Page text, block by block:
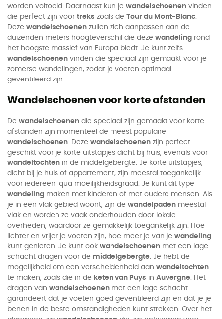
worden voltooid. Daarnaast kun je wandelschoenen vinden
die perfect zijn voor treks zoals de Tour du Mont-Blanc.
Deze wandelschoenen zullen zich aanpassen aan de
duizenden meters hoogteverschil die deze wandeling rond
het hoogste massief van Europa biedt. Je kunt zelfs
wandelschoenen vinden die speciaal zijn gemaakt voor je
zomerse wandelingen, zodat je voeten optimaal
geventileerd zijn.
Wandelschoenen voor korte afstanden
De wandelschoenen die speciaal zijn gemaakt voor korte
afstanden zijn momenteel de meest populaire
wandelschoenen. Deze wandelschoenen zijn perfect
geschikt voor je korte uitstapjes dicht bij huis, evenals voor
wandeltochten in de middelgebergte. Je korte uitstapjes,
dicht bij je huis of appartement, zijn meestal toegankelijk
voor iedereen, qua moeilijkheidsgraad. Je kunt dit type
wandeling maken met kinderen of met oudere mensen. Als
je in een vlak gebied woont, zijn de wandelpaden meestal
vlak en worden ze vaak onderhouden door lokale
overheden, waardoor ze gemakkelijk toegankelijk zijn. Hoe
lichter en vrijer je voeten zijn, hoe meer je van je wandeling
kunt genieten. Je kunt ook wandelschoenen met een lage
schacht dragen voor de middelgebergte. Je hebt de
mogelijkheid om een verscheidenheid aan wandeltochten
te maken, zoals die in de keten van Puys in Auvergne. Het
dragen van wandelschoenen met een lage schacht
garandeert dat je voeten goed geventileerd zijn en dat je je
benen in de beste omstandigheden kunt strekken. Over het